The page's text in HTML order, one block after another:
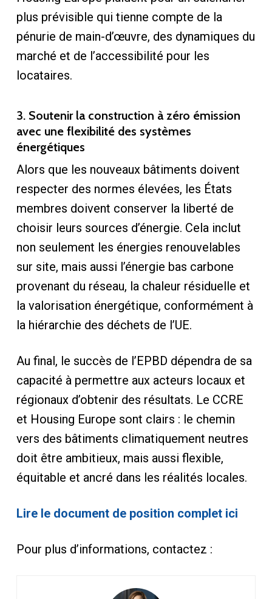
plus prévisible qui tienne compte de la
pénurie de main-d’œuvre, des dynamiques du
marché et de l’accessibilité pour les
locataires.
3. Soutenir la construction à zéro émission
avec une flexibilité des systèmes
énergétiques
Alors que les nouveaux bâtiments doivent
respecter des normes élevées, les États
membres doivent conserver la liberté de
choisir leurs sources d’énergie. Cela inclut
non seulement les énergies renouvelables
sur site, mais aussi l’énergie bas carbone
provenant du réseau, la chaleur résiduelle et
la valorisation énergétique, conformément à
la hiérarchie des déchets de l’UE.
Au final, le succès de l’EPBD dépendra de sa
capacité à permettre aux acteurs locaux et
régionaux d’obtenir des résultats. Le CCRE
et Housing Europe sont clairs : le chemin
vers des bâtiments climatiquement neutres
doit être ambitieux, mais aussi flexible,
équitable et ancré dans les réalités locales.
Lire le document de position complet ici
Pour plus d’informations, contactez :